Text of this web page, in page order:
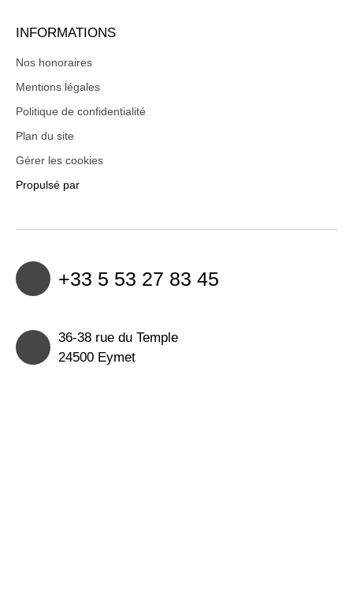
INFORMATIONS
Nos honoraires
Mentions légales
Politique de confidentialité
Plan du site
Gérer les cookies
Propulsé par
+33 5 53 27 83 45
36-38 rue du Temple
24500 Eymet